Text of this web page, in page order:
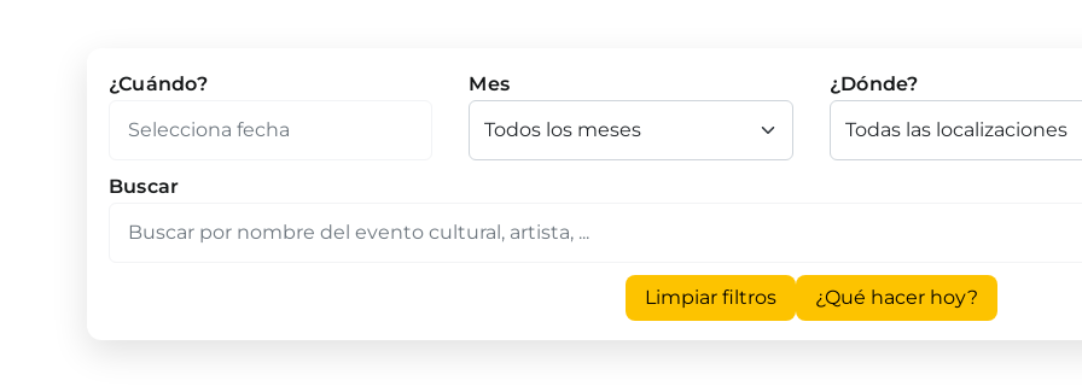
¿Cuándo? Mes ¿Dónde?
Buscar
Limpiar filtros ¿Qué hacer hoy?